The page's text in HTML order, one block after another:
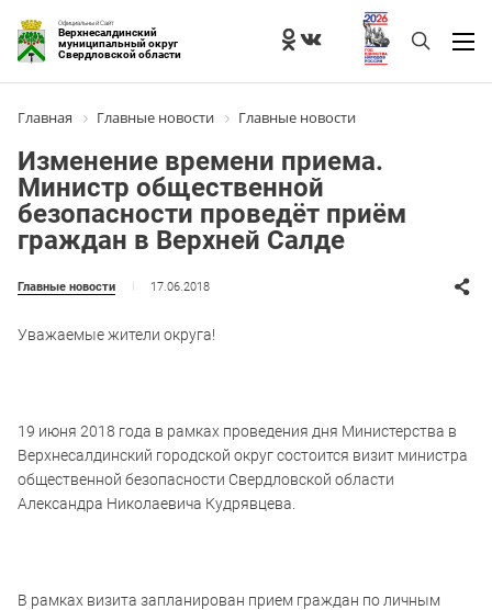
Официальный Сайт
Верхнесалдинский
муниципальный округ
Свердловской области
Главная Главные новости Главные новости
Изменение времени приема.
Министр общественной
безопасности проведёт приём
граждан в Верхней Салде
Главные новости 17.06.2018
Уважаемые жители округа!
19 июня 2018 года в рамках проведения дня Министерства в
Верхнесалдинский городской округ состоится визит министра
общественной безопасности Свердловской области
Александра Николаевича Кудрявцева.
В рамках визита запланирован прием граждан по личным